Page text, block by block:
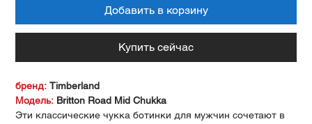
Добавить в корзину
Купить сейчас
бренд: Timberland
Модель: Britton Road Mid Chukka
Эти классические чукка ботинки для мужчин сочетают в